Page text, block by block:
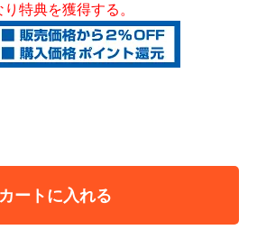
特典を獲得する。
カートに入れる